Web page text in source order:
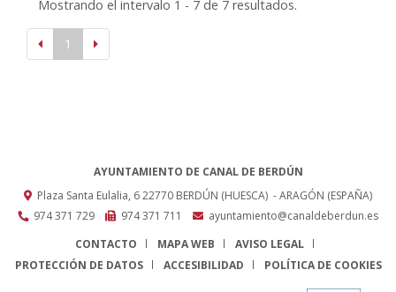
Mostrando el intervalo 1 - 7 de 7 resultados.
1
AYUNTAMIENTO DE CANAL DE BERDÚN
Plaza Santa Eulalia, 622770 BERDÚN (HUESCA) - ARAGÓN (ESPAÑA)
974 371 729
974 371 711
ayuntamiento@canaldeberdun.es
CONTACTO
MAPA WEB
AVISO LEGAL
PROTECCIÓN DE DATOS
ACCESIBILIDAD POLÍTICA DE COOKIES